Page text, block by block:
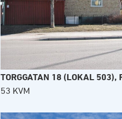
TORGGATAN 18 (LOKAL 503),
53 KVM